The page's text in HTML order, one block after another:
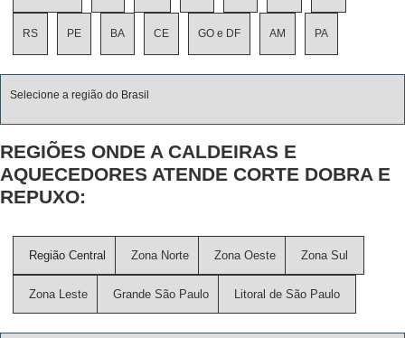
RS PE BA CE GO e DF AM PA
Selecione a região do Brasil
REGIÕES ONDE A CALDEIRAS E
AQUECEDORES ATENDE CORTE DOBRA E
REPUXO:
Região Central Zona Norte Zona Oeste Zona Sul
Zona Leste Grande São Paulo Litoral de São Paulo